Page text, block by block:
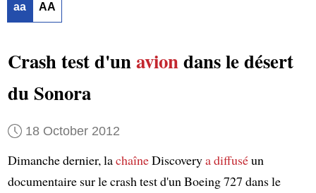
aa AA
Crash test d'unaviondans le désert
du Sonora
18 October 2012
Dimanche dernier, lachaîneDiscoverya diffuséun
documentaire sur le crash test d'un Boeing 727 dans le